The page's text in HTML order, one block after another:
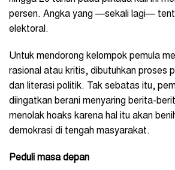
persen. Angka yang —sekali lagi—
elektoral.
Untuk mendorong kelompok pemula
rasional atau kritis, dibutuhkan proses
dan literasi politik. Tak sebatas itu,
diingatkan berani menyaring berita-
menolak hoaks karena hal itu akan
demokrasi di tengah masyarakat.
Peduli masa depan